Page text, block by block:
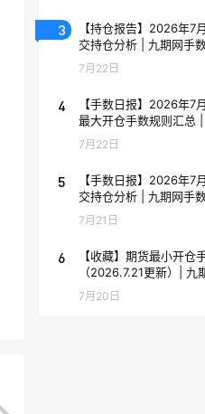
3
【持仓报告】2026年7
交持仓分析 | 九期网手
7月22日
4
【手数日报】2026年7
最大开仓手数规则汇总
院
7月22日
5
【手数日报】2026年7
交持仓分析 | 九期网手
7月21日
6
【收藏】期货最小开仓
（2026.7.21更新）| 九
7月20日